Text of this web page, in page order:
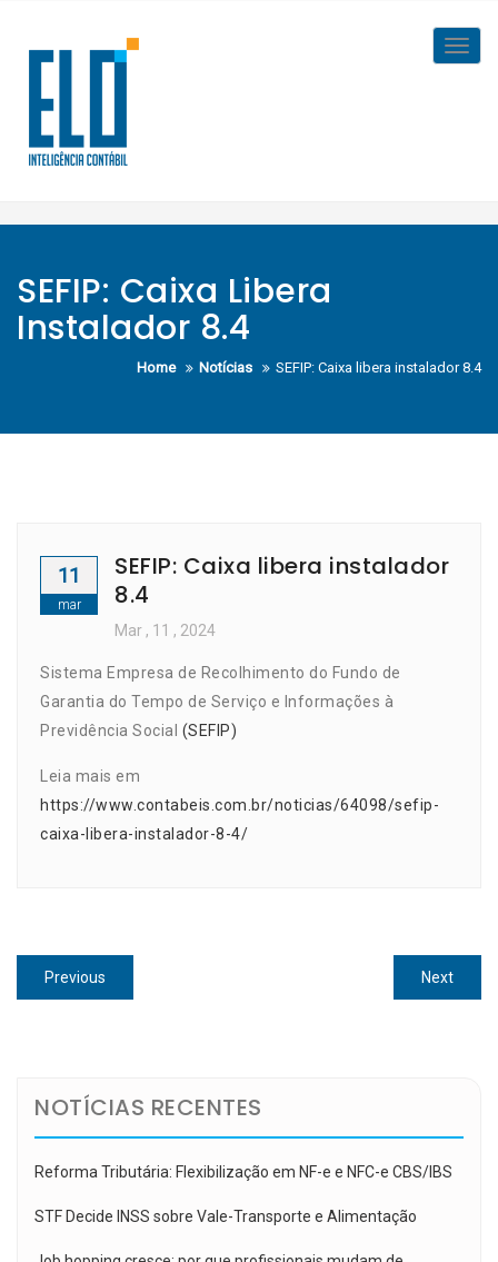
content
SEFIP: Caixa Libera
Instalador 8.4
Home Notícias SEFIP: Caixa libera instalador 8.4
11
mar
SEFIP: Caixa libera instalador
8.4
Mar , 11 , 2024
Sistema Empresa de Recolhimento do Fundo de
Garantia do Tempo de Serviço e Informações à
Previdência Social (SEFIP)
Leia mais em
https://www.contabeis.com.br/noticias/64098/sefip-
caixa-libera-instalador-8-4/
Navegação
de
Previous
post:
NextNext
post:
NOTÍCIAS RECENTES
Reforma Tributária: Flexibilização em NF-e e NFC-e CBS/IBS
STF Decide INSS sobre Vale-Transporte e Alimentação